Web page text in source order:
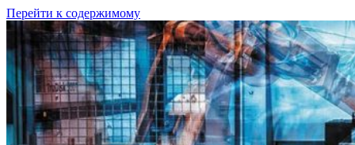
Перейти к содержимому